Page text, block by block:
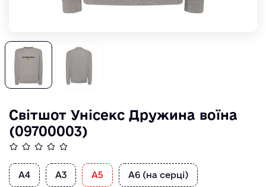
Світшот Унісекс Дружина воїна
(09700003)
А4 А3 А5 А6 (на серці)